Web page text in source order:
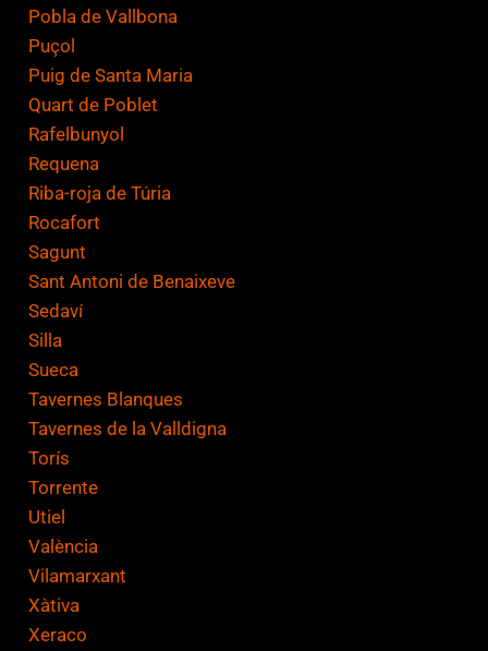
Pobla de Vallbona
Puçol
Puig de Santa Maria
Quart de Poblet
Rafelbunyol
Requena
Riba-roja de Túria
Rocafort
Sagunt
Sant Antoni de Benaixeve
Sedaví
Silla
Sueca
Tavernes Blanques
Tavernes de la Valldigna
Torís
Torrente
Utiel
València
Vilamarxant
Xàtiva
Xeraco